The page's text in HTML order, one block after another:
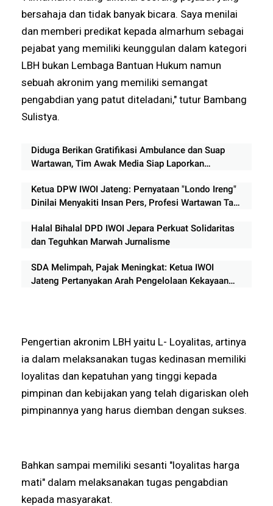
bersahaja dan tidak banyak bicara. Saya menilai
dan memberi predikat kepada almarhum sebagai
pejabat yang memiliki keunggulan dalam kategori
LBH bukan Lembaga Bantuan Hukum namun
sebuah akronim yang memiliki semangat
pengabdian yang patut diteladani," tutur Bambang
Sulistya.
Diduga Berikan Gratifikasi Ambulance dan Suap
Wartawan, Tim Awak Media Siap Laporkan
Ketua DPW IWOI Jateng: Pernyataan "Londo Ireng"
Dinilai Menyakiti Insan Pers, Profesi Wartawan Tak
Halal Bihalal DPD IWOI Jepara Perkuat Solidaritas
dan Teguhkan Marwah Jurnalisme
SDA Melimpah, Pajak Meningkat: Ketua IWOI
Jateng Pertanyakan Arah Pengelolaan Kekayaan
Pengertian akronim LBH yaitu L- Loyalitas, artinya
ia dalam melaksanakan tugas kedinasan memiliki
loyalitas dan kepatuhan yang tinggi kepada
pimpinan dan kebijakan yang telah digariskan oleh
pimpinannya yang harus diemban dengan sukses.
Bahkan sampai memiliki sesanti "loyalitas harga
mati" dalam melaksanakan tugas pengabdian
kepada masyarakat.